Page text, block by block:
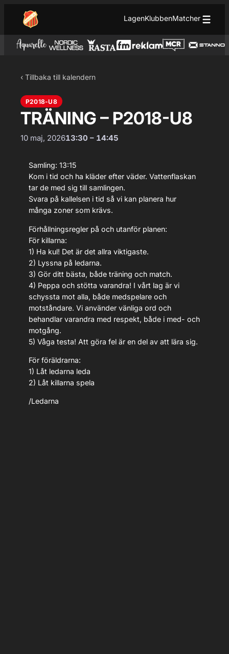
Hoppa till innehåll
LagenKlubbenMatcher
‹ Tillbaka till kalendern
P2018-U8
TRÄNING – P2018-U8
10 maj, 202613:30 – 14:45
Samling: 13:15
Kom i tid och ha kläder efter väder. Vattenflaskan
tar de med sig till samlingen.
Svara på kallelsen i tid så vi kan planera hur
många zoner som krävs.
Förhållningsregler på och utanför planen:
För killarna:
1) Ha kul! Det är det allra viktigaste.
2) Lyssna på ledarna.
3) Gör ditt bästa, både träning och match.
4) Peppa och stötta varandra! I vårt lag är vi
schyssta mot alla, både medspelare och
motståndare. Vi använder vänliga ord och
behandlar varandra med respekt, både i med- och
motgång.
5) Våga testa! Att göra fel är en del av att lära sig.
För föräldrarna:
1) Låt ledarna leda
2) Låt killarna spela
/Ledarna